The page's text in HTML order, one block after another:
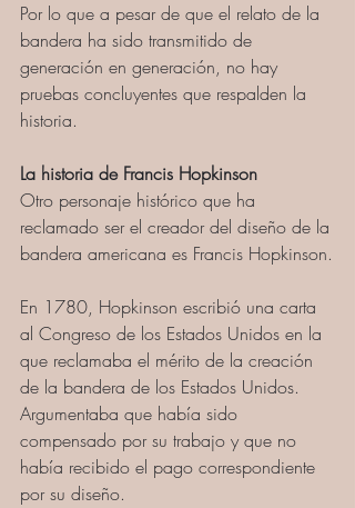
Por lo que a pesar de que el relato de la
bandera ha sido transmitido de
generación en generación, no hay
pruebas concluyentes que respalden la
historia.
La historia de Francis Hopkinson
Otro personaje histórico que ha
reclamado ser el creador del diseño de la
bandera americana es Francis Hopkinson.
En 1780, Hopkinson escribió una carta
al Congreso de los Estados Unidos en la
que reclamaba el mérito de la creación
de la bandera de los Estados Unidos.
Argumentaba que había sido
compensado por su trabajo y que no
había recibido el pago correspondiente
por su diseño.